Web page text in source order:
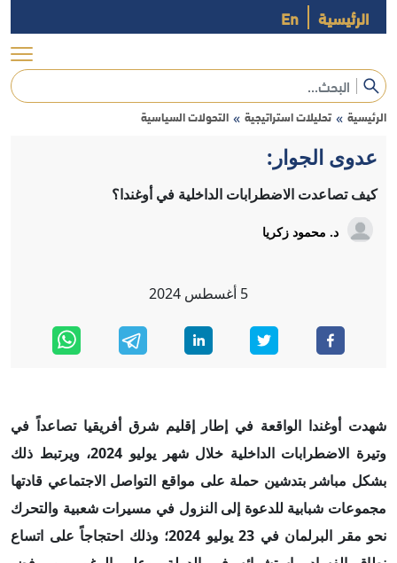
الرئيسية En
الرئيسية » تحليلات استراتيجية » التحولات السياسية
عدوى الجوار:
كيف تصاعدت الاضطرابات الداخلية في أوغندا؟
د. محمود زكريا
5 أغسطس 2024
شهدت أوغندا الواقعة في إطار إقليم شرق أفريقيا تصاعداً في
وتيرة الاضطرابات الداخلية خلال شهر يوليو 2024، ويرتبط ذلك
بشكل مباشر بتدشين حملة على مواقع التواصل الاجتماعي قادتها
مجموعات شبابية للدعوة إلى النزول في مسيرات شعبية والتحرك
نحو مقر البرلمان في 23 يوليو 2024؛ وذلك احتجاجاً على اتساع